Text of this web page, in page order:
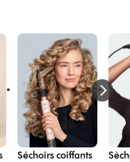
Séchoirs coiffants